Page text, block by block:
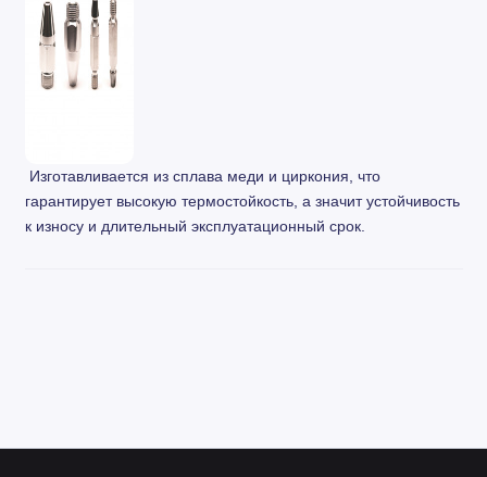
Изготавливается из сплава меди и циркония, что
гарантирует высокую термостойкость, а значит устойчивость
к износу и длительный эксплуатационный срок.